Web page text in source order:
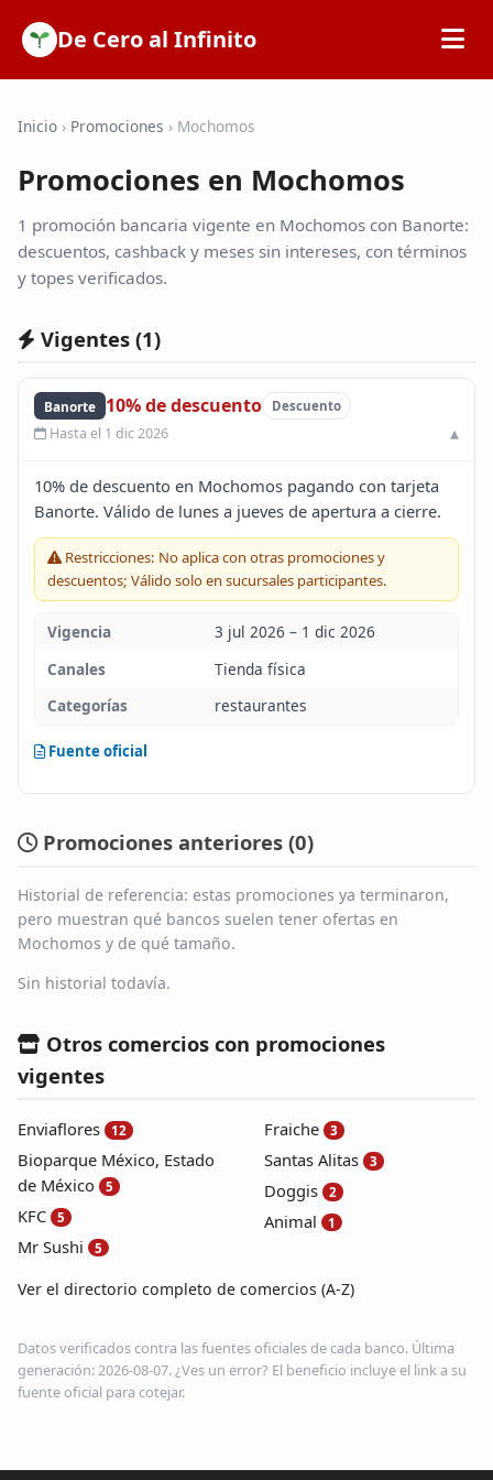
De Cero al Infinito
SOFIPOs
Bancos
Tarjetas de Crédito
Blog
Infinito
Inicio › Promociones › Mochomos
Promociones en Mochomos
1 promoción bancaria vigente en Mochomos con Banorte:
descuentos, cashback y meses sin intereses, con términos
y topes verificados.
Vigentes (1)
Banorte 10% de descuento Descuento
Hasta el 1 dic 2026
10% de descuento en Mochomos pagando con tarjeta
Banorte. Válido de lunes a jueves de apertura a cierre.
Restricciones: No aplica con otras promociones y
descuentos; Válido solo en sucursales participantes.
Vigencia
3 jul 2026 – 1 dic 2026
Canales
Tienda física
Categorías
restaurantes
Fuente oficial
Promociones anteriores (0)
Historial de referencia: estas promociones ya terminaron,
pero muestran qué bancos suelen tener ofertas en
Mochomos y de qué tamaño.
Sin historial todavía.
Otros comercios con promociones
vigentes
Enviaflores 12
Bioparque México, Estado
de México
5
KFC 5
Mr Sushi 5
Fraiche 3
Santas Alitas 3
Doggis 2
Animal 1
Ver el directorio completo de comercios (A-Z)
Datos verificados contra las fuentes oficiales de cada banco. Última
generación: 2026-08-07. ¿Ves un error? El beneficio incluye el link a su
fuente oficial para cotejar.